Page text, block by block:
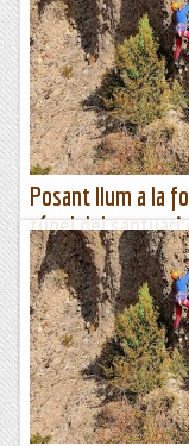
Posant llum a la
túnel del santuari
Per arribar-nos al
Morunys) hem de
sector d’escalada on
hi...
Escalada per a tontos